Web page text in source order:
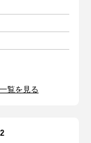
覧を見る